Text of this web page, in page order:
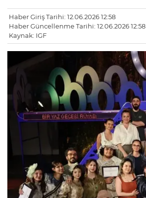
Haber Giriş Tarihi: 12.06.2026 12:58
Haber Güncellenme Tarihi: 12.06.2026 12:58
Kaynak: IGF